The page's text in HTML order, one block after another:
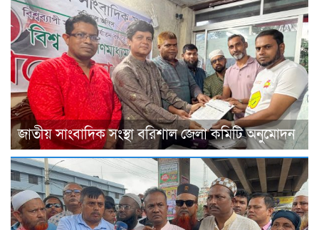
জাতীয় সাংবাদিক সংস্থা বরিশাল জেলা কমিটি অনুমোদন